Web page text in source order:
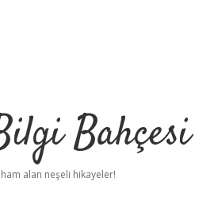
Bahçesi
alan neşeli hikayeler!